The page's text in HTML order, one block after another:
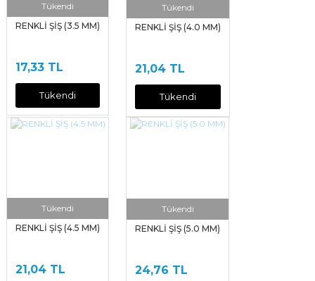
Tükendi
RENKLİ ŞİŞ (3.5 MM)
17,33 TL
Tükendi
Tükendi
RENKLİ ŞİŞ (4.0 MM)
21,04 TL
Tükendi
Tükendi
RENKLİ ŞİŞ (4.5 MM)
21,04 TL
Tükendi
RENKLİ ŞİŞ (5.0 MM)
24,76 TL